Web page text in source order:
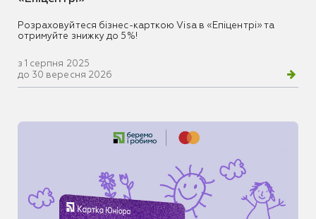
Розраховуйтеся бізнес-карткою Visa в «Епіцентрі» та
отримуйте знижку до 5%!
з 1 серпня 2025
до 30 вересня 2026